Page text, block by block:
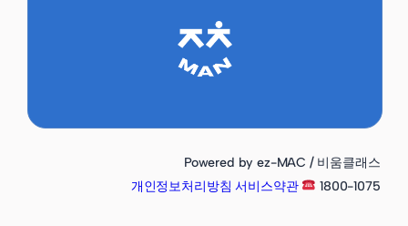
Powered by ez-MAC / 비움클래스
개인정보처리방침 서비스약관 1800-1075